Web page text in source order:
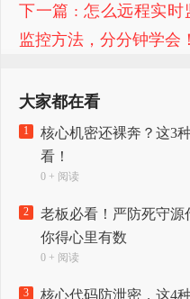
下一篇 : 怎么远程实时
监控方法，分分钟学会！
大家都在看
1
核心机密还裸奔？这3
看！
0 + 阅读
2
老板必看！严防死守
你得心里有数
0 + 阅读
3
核心代码防泄密，这4